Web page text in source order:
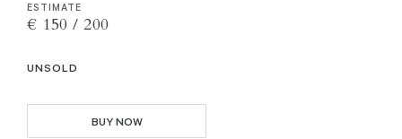
ESTIMATE
€ 150 / 200
UNSOLD
BUY NOW